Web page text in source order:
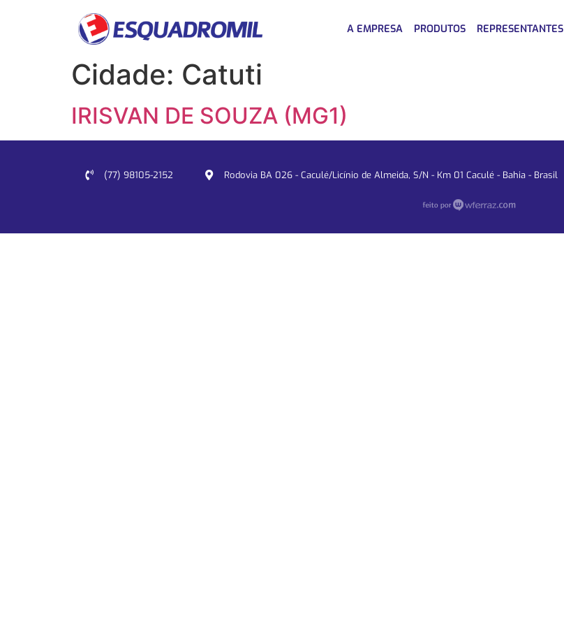
A EMPRESA PRODUTOS REPRESENTANTES
Cidade: Catuti
IRISVAN DE SOUZA (MG1)
(77) 98105-2152 Rodovia BA 026 - Caculé/Licínio de Almeida, S/N - Km 01 Caculé - Bahia - Brasil